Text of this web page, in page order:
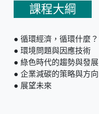
課程大綱
● 循環經濟，循環什麼？
● 環境問題與因應技術
● 綠色時代的趨勢與發展
● 企業減碳的策略與方向
● 展望未來